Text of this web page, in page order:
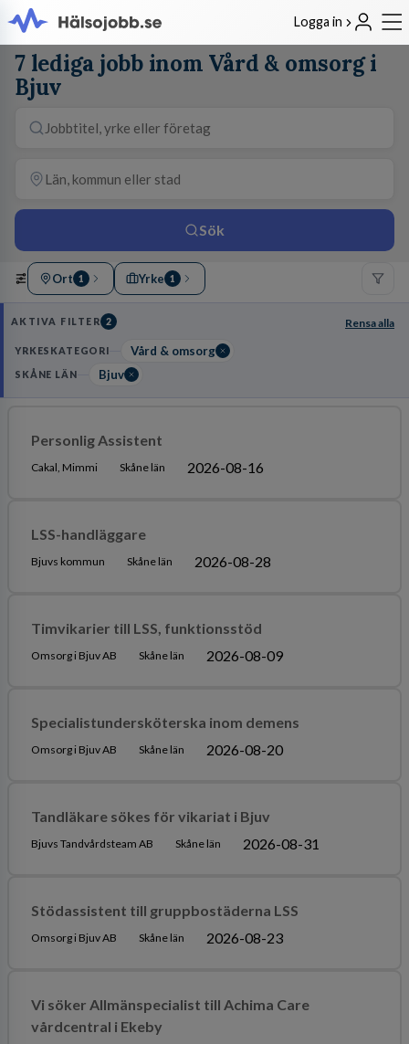
Logga in
7 lediga jobb inom Vård & omsorg i
Bjuv
Sök
Ort 1 Yrke 1
AKTIVA FILTER 2 Rensa alla
YRKESKATEGORI Vård & omsorg
SKÅNE LÄN Bjuv
Personlig Assistent
Cakal, Mimmi Skåne län 2026-08-16
LSS-handläggare
Bjuvs kommun Skåne län 2026-08-28
Timvikarier till LSS, funktionsstöd
Omsorg i Bjuv AB Skåne län 2026-08-09
Specialistundersköterska inom demens
Omsorg i Bjuv AB Skåne län 2026-08-20
Tandläkare sökes för vikariat i Bjuv
Bjuvs Tandvårdsteam AB Skåne län 2026-08-31
Stödassistent till gruppbostäderna LSS
Omsorg i Bjuv AB Skåne län 2026-08-23
Vi söker Allmänspecialist till Achima Care
vårdcentral i Ekeby